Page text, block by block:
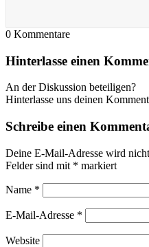
0 Kommentare
Hinterlasse einen
An der Diskussion beteiligen?
Hinterlasse uns deinen
Schreibe einen
Deine E-Mail-Adresse wird
Felder sind mit * markiert
Name *
E-Mail-Adresse *
Website